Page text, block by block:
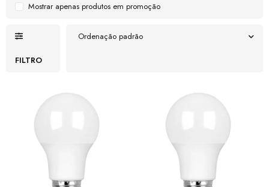
FILTRO
Ordenação padrão
Mostrar apenas produtos em promoção